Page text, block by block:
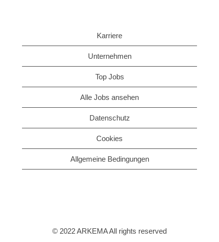
Karriere
Unternehmen
Top Jobs
Alle Jobs ansehen
Datenschutz
Cookies
Allgemeine Bedingungen
© 2022 ARKEMA All rights reserved